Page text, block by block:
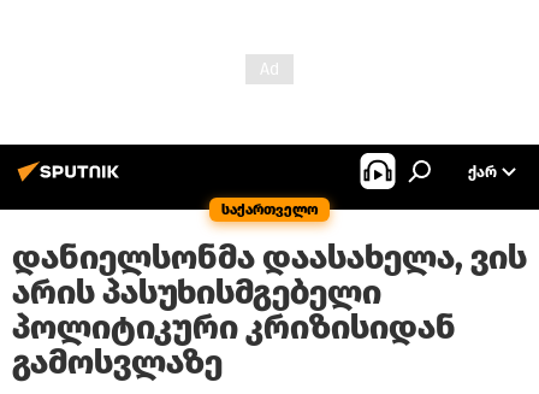
საქართველო
ᲥᲐᲠ
დანიელსონმა დაასახელა, ვის
არის პასუხისმგებელი
პოლიტიკური კრიზისიდან
გამოსვლაზე